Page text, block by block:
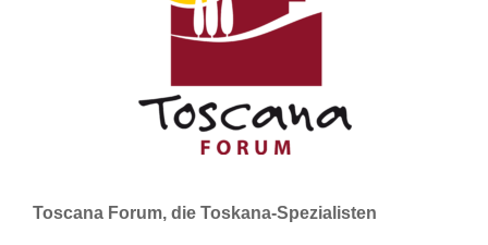
Toscana Forum, die Toskana-Spezialisten